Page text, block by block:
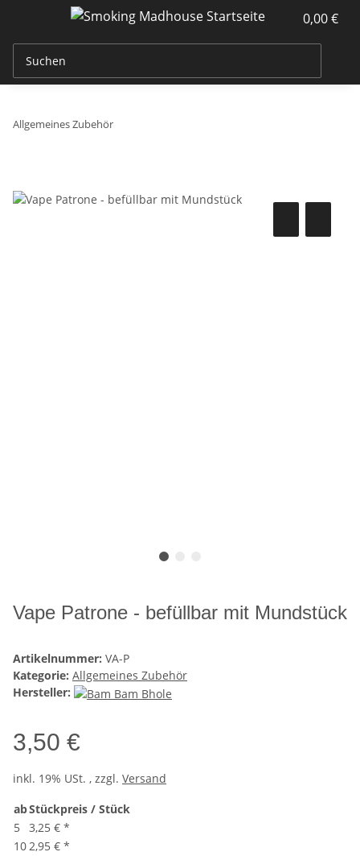
0,00 €
Allgemeines Zubehör
Vape Patrone - befüllbar mit Mundstück
Artikelnummer: VA-P
Kategorie: Allgemeines Zubehör
Hersteller:
3,50 €
inkl. 19% USt. , zzgl. Versand
abStückpreis / Stück
5
3,25 € *
102,95 € *